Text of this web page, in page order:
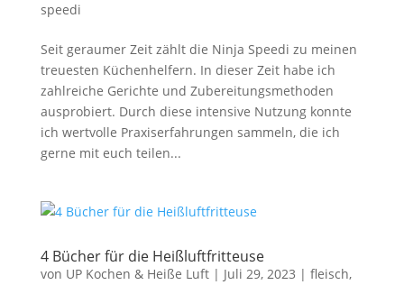
speedi
Seit geraumer Zeit zählt die Ninja Speedi zu meinen
treuesten Küchenhelfern. In dieser Zeit habe ich
zahlreiche Gerichte und Zubereitungsmethoden
ausprobiert. Durch diese intensive Nutzung konnte
ich wertvolle Praxiserfahrungen sammeln, die ich
gerne mit euch teilen...
4 Bücher für die Heißluftfritteuse
von UP Kochen & Heiße Luft| Juli 29, 2023 | fleisch,